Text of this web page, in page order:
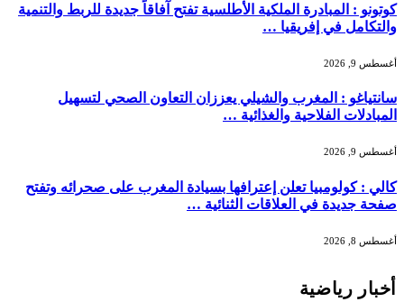
كوتونو : المبادرة الملكية الأطلسية تفتح آفاقاً جديدة للربط والتنمية
والتكامل في إفريقيا …
أغسطس 9, 2026
سانتياغو : المغرب والشيلي يعززان التعاون الصحي لتسهيل
المبادلات الفلاحية والغذائية …
أغسطس 9, 2026
كالي : كولومبيا تعلن إعترافها بسيادة المغرب على صحرائه وتفتح
صفحة جديدة في العلاقات الثنائية …
أغسطس 8, 2026
أخبار رياضية